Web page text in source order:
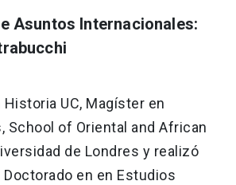
Asuntos Internacionales:
UC, Magíster en
School of Oriental and African
de Londres y realizó
en en Estudios